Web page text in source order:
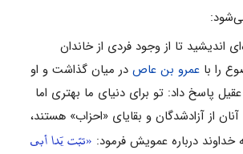
اندیشید تا از وجود فردی از خاندان
را با عمرو بن عاص در میان گذاشت و او
پاسخ داد: تو برای دنیای ما بهتری اما
از آزادشدگان و بقایای «احزاب» هستند،
درباره عمویش فرمود: «تبّت یَدا أبی